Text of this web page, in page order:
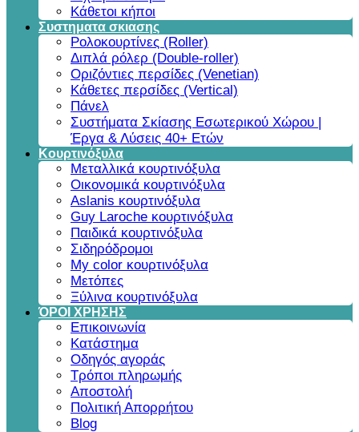
Κάθετοι κήποι
Συστηματα σκιασης
Ρολοκουρτίνες (Roller)
Διπλά ρόλερ (Double-roller)
Οριζόντιες περσίδες (Venetian)
Κάθετες περσίδες (Vertical)
Πάνελ
Συστήματα Σκίασης Εσωτερικού Χώρου |
Έργα & Λύσεις 40+ Ετών
Κουρτινόξυλα
Μεταλλικά κουρτινόξυλα
Οικονομικά κουρτινόξυλα
Aslanis κουρτινόξυλα
Guy Laroche κουρτινόξυλα
Παιδικά κουρτινόξυλα
Σιδηρόδρομοι
My color κουρτινόξυλα
Μετόπες
Ξύλινα κουρτινόξυλα
ΌΡΟΙ ΧΡΗΣΗΣ
Επικοινωνία
Κατάστημα
Οδηγός αγοράς
Τρόποι πληρωμής
Αποστολή
Πολιτική Απορρήτου
Blog